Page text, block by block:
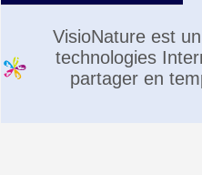
VisioNature est
technologies
partager en